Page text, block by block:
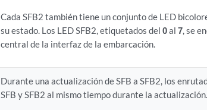
Cada SFB2 también tiene un conjunto de LED
su estado. Los LED SFB2, etiquetados del0al7, se
central de la interfaz de la embarcación.
Durante una actualización de SFB a SFB2, los
SFB y SFB2 al mismo tiempo durante la actualización.